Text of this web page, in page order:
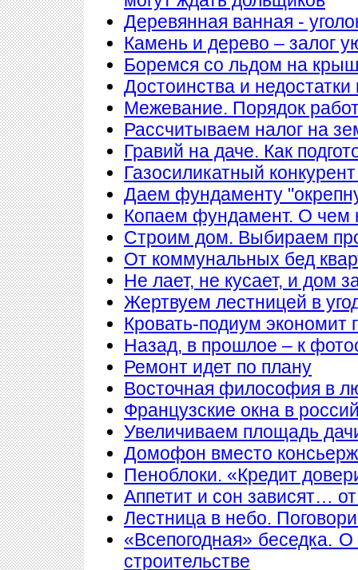
Деревянная ванная -
Камень и дерево – залог
Боремся со льдом на
Достоинства и
Межевание. Порядок
Рассчитываем налог на
Гравий на даче. Как
Газосиликатный
Даем фундаменту
Копаем фундамент. О чем
Строим дом. Выбираем
От коммунальных бед
Не лает, не кусает, и дом
Жертвуем лестницей в
Кровать-подиум экономит
Назад, в прошлое – к
Ремонт идет по плану
Восточная философия в
Французские окна в
Увеличиваем площадь
Домофон вместо
Пеноблоки. «Кредит
Аппетит и сон зависят…
Лестница в небо.
«Всепогодная» беседка.
строительстве